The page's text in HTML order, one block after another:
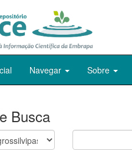
Navegar Sobre
Busca